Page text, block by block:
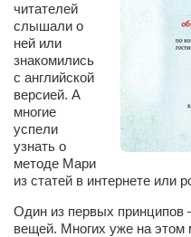
«CYCLE
Багетный
МАГАЗИН
«Павел» —
Туризм
«Траверс»
Журналисты
читателей
слышали о
ней или
знакомились
с английской
версией. А
многие
успели
узнать о
методе Мари
из статей в интернете или
Один из первых принципов
вещей. Многих уже на этом